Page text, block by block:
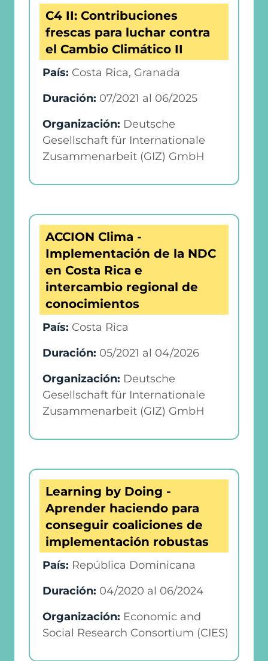
C4 II: Contribuciones
frescas para luchar contra
el Cambio Climático II
País: Costa Rica, Granada
Duración: 07/2021 al 06/2025
Organización: Deutsche
Gesellschaft für Internationale
Zusammenarbeit (GIZ) GmbH
ACCION Clima -
Implementación de la NDC
en Costa Rica e
intercambio regional de
conocimientos
País: Costa Rica
Duración: 05/2021 al 04/2026
Organización: Deutsche
Gesellschaft für Internationale
Zusammenarbeit (GIZ) GmbH
Learning by Doing -
Aprender haciendo para
conseguir coaliciones de
implementación robustas
País: República Dominicana
Duración: 04/2020 al 06/2024
Organización: Economic and
Social Research Consortium (CIES)